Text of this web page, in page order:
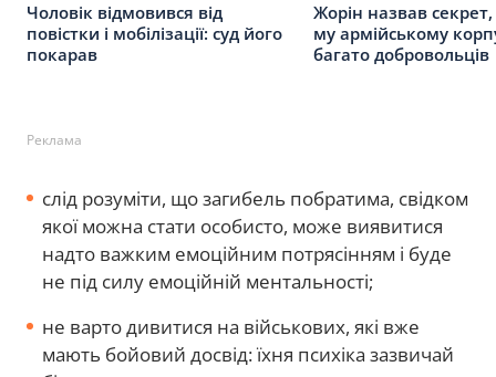
Чоловік відмовився від
повістки і мобілізації: суд його
покарав
Жорін назвав
му армійському
багато добровольців
Реклама
слід розуміти, що загибель побратима, свідком
якої можна стати особисто, може виявитися
надто важким емоційним потрясінням і буде
не під силу емоційній ментальності;
не варто дивитися на військових, які вже
мають бойовий досвід: їхня психіка зазвичай